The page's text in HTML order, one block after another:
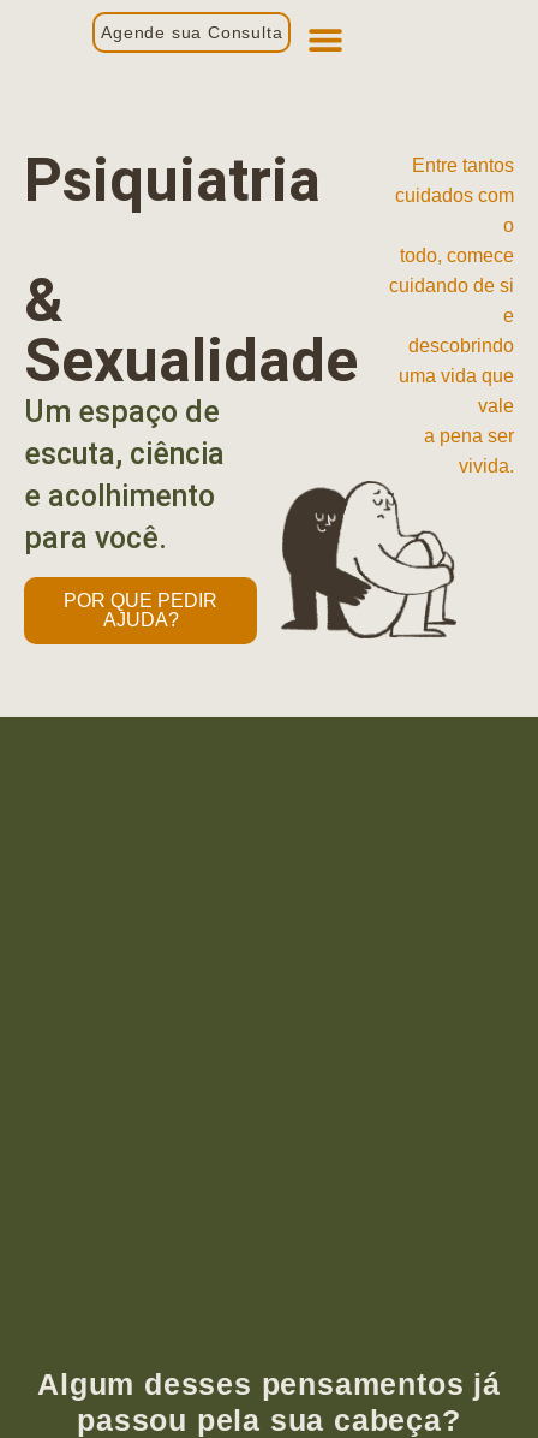
Agende sua Consulta
Psiquiatria
&
Sexualidade
Um espaço de
escuta, ciência
e acolhimento
para você.
POR QUE PEDIR
AJUDA?
Entre tantos
cuidados com
o
todo, comece
cuidando de si
e
descobrindo
uma vida que
vale
a pena ser
vivida.
Algum desses pensamentos já
passou pela sua cabeça?